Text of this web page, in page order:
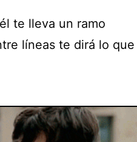
te lleva un ramo
líneas te dirá lo que